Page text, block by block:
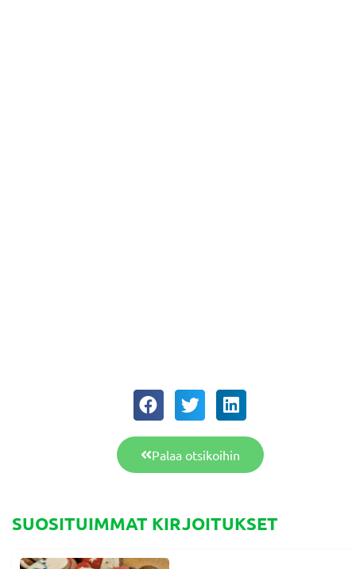
Palaa otsikoihin
SUOSITUIMMAT KIRJOITUKSET